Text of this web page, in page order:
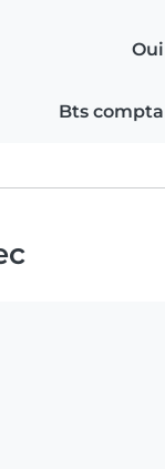
Oui
Bts compta